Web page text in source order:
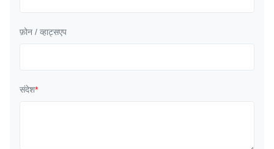
फ़ोन / व्हाट्सएप
संदेश*